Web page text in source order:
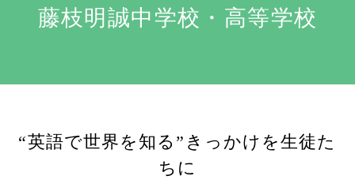
藤枝明誠中学校・高等学校
“英語で世界を知る”きっかけを生徒た
ちに